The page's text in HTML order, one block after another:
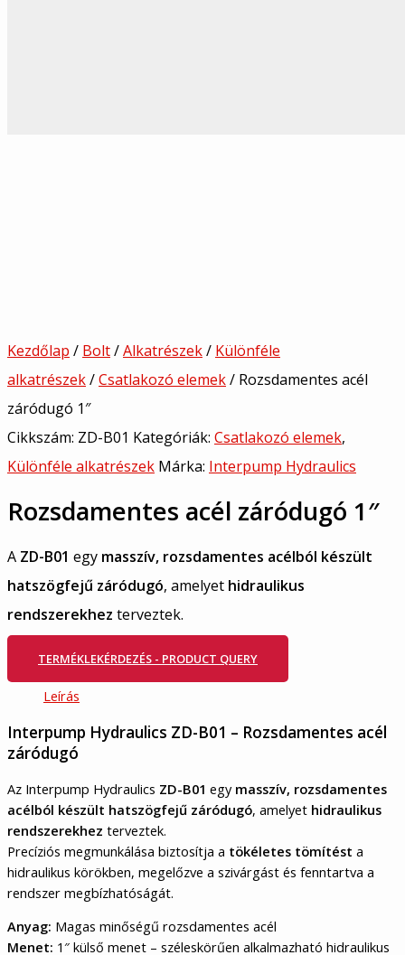
Kezdőlap / Bolt/Alkatrészek/ Különféle
alkatrészek/Csatlakozó elemek/ Rozsdamentes acél
záródugó 1″
Cikkszám: ZD-B01 Kategóriák: Csatlakozó elemek,
Különféle alkatrészek Márka: Interpump Hydraulics
Rozsdamentes acél záródugó 1″
A ZD-B01 egy masszív, rozsdamentes acélból készült
hatszögfejű záródugó, amelyet hidraulikus
rendszerekhez terveztek.
TERMÉKLEKÉRDEZÉS - PRODUCT QUERY
Leírás
Interpump Hydraulics ZD-B01 – Rozsdamentes acél
záródugó
Az Interpump Hydraulics ZD-B01 egy masszív, rozsdamentes
acélból készült hatszögfejű záródugó, amelyet hidraulikus
rendszerekhez terveztek.
Precíziós megmunkálása biztosítja a tökéletes tömítést a
hidraulikus körökben, megelőzve a szivárgást és fenntartva a
rendszer megbízhatóságát.
Anyag: Magas minőségű rozsdamentes acél
Menet: 1″ külső menet – széleskörűen alkalmazható hidraulikus